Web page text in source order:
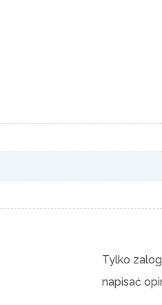
Tylko
napisać